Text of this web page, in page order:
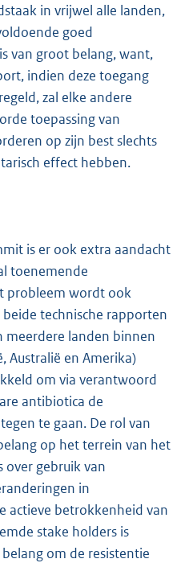
in vrijwel alle landen,
goed
van groot belang, want,
indien deze toegang
zal elke andere
toepassing van
op zijn best slechts
effect hebben.
is er ook extra aandacht
toenemende
probleem wordt ook
technische rapporten
meerdere landen binnen
Australië en Amerika)
om via verantwoord
antibiotica de
te gaan. De rol van
op het terrein van het
over gebruik van
in
actieve betrokkenheid van
stake holders is
om de resistentie